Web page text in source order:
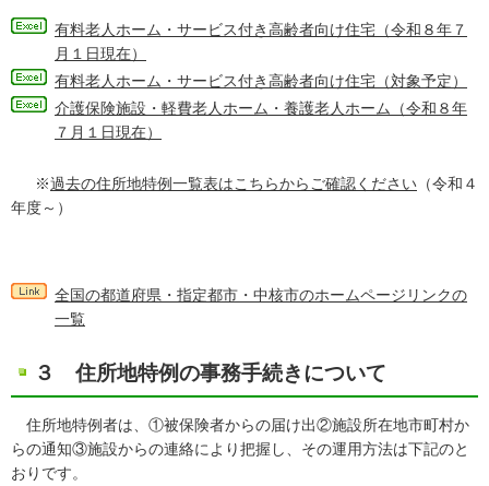
有料老人ホーム・サービス付き高齢者向け住宅（令和８年７
月１日現在）
有料老人ホーム・サービス付き高齢者向け住宅（対象予定）
介護保険施設・軽費老人ホーム・養護老人ホーム（令和８年
７月１日現在）
※過去の住所地特例一覧表はこちらからご確認ください （令和４
年度～）
全国の都道府県・指定都市・中核市のホームページリンクの
一覧
３ 住所地特例の事務手続きについて
住所地特例者は、①被保険者からの届け出②施設所在地市町村か
らの通知③施設からの連絡により把握し、その運用方法は下記のと
おりです。